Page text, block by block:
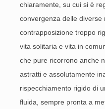
chiaramente, su cui si è
convergenza delle diverse
contrapposizione troppo
vita solitaria e vita in
che pure ricorrono anche
astratti e assolutamente
rispecchiamento rigido di
fluida, sempre pronta a